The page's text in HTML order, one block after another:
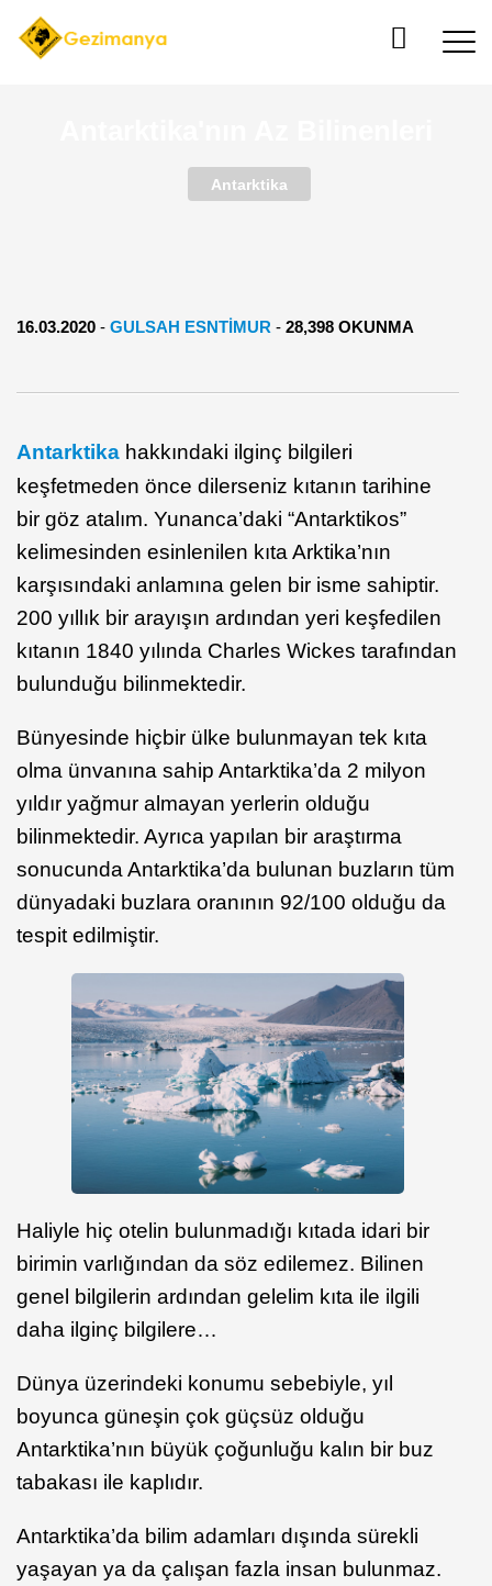
Antarktika
16.03.2020 - GULSAH ESNTIMUR - 28,398 OKUNMA
Antarktika hakkındaki ilginç bilgileri
keşfetmeden önce dilerseniz kıtanın tarihine
bir göz atalım. Yunanca’daki “Antarktikos”
kelimesinden esinlenilen kıta Arktika’nın
karşısındaki anlamına gelen bir isme sahiptir.
200 yıllık bir arayışın ardından yeri keşfedilen
kıtanın 1840 yılında Charles Wickes tarafından
bulunduğu bilinmektedir.
Bünyesinde hiçbir ülke bulunmayan tek kıta
olma ünvanına sahip Antarktika’da 2 milyon
yıldır yağmur almayan yerlerin olduğu
bilinmektedir. Ayrıca yapılan bir araştırma
sonucunda Antarktika’da bulunan buzların tüm
dünyadaki buzlara oranının 92/100 olduğu da
tespit edilmiştir.
Haliyle hiç otelin bulunmadığı kıtada idari bir
birimin varlığından da söz edilemez. Bilinen
genel bilgilerin ardından gelelim kıta ile ilgili
daha ilginç bilgilere…
Dünya üzerindeki konumu sebebiyle, yıl
boyunca güneşin çok güçsüz olduğu
Antarktika’nın büyük çoğunluğu kalın bir buz
tabakası ile kaplıdır.
Antarktika’da bilim adamları dışında sürekli
yaşayan ya da çalışan fazla insan bulunmaz.